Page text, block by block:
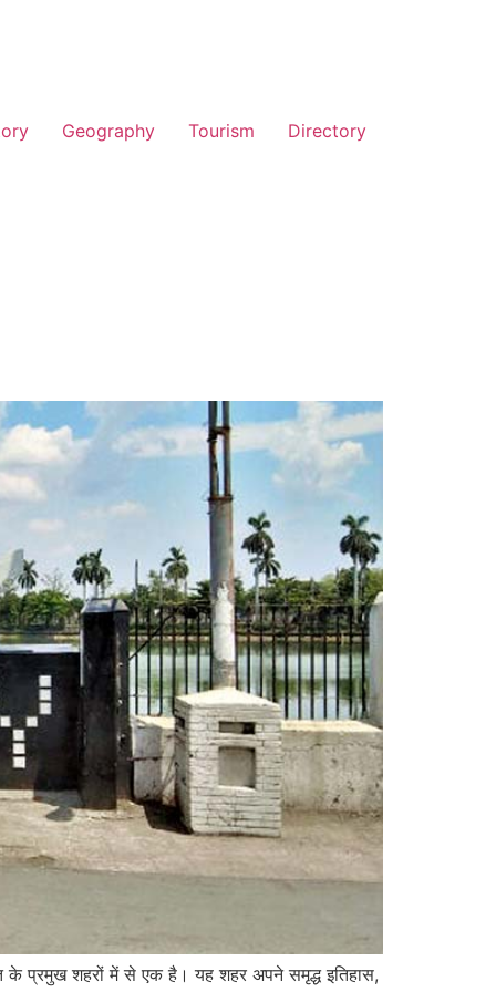
Geography Tourism Directory
के प्रमुख शहरों में से एक है। यह शहर अपने समृद्ध इतिहास,